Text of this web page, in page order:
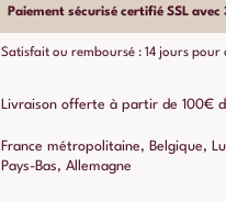
Paiement sécurisé certifié SSL avec
Satisfait ou remboursé : 14 jours pour
Livraison offerte à partir de 100€
France métropolitaine, Belgique,
Pays-Bas, Allemagne